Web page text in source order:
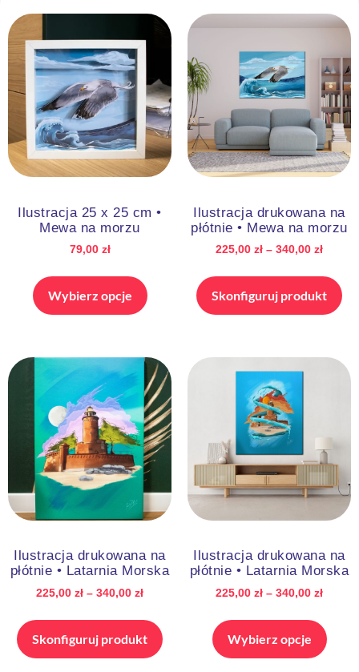
Ilustracja 25 x 25 cm •
Mewa na morzu
79,00 zł
Wybierz opcje
Ilustracja drukowana na
płótnie • Mewa na morzu
225,00 zł – 340,00 zł
Skonfiguruj produkt
Ilustracja drukowana na
płótnie • Latarnia Morska
225,00 zł – 340,00 zł
Skonfiguruj produkt
Ilustracja drukowana na
płótnie • Latarnia Morska
225,00 zł – 340,00 zł
Wybierz opcje